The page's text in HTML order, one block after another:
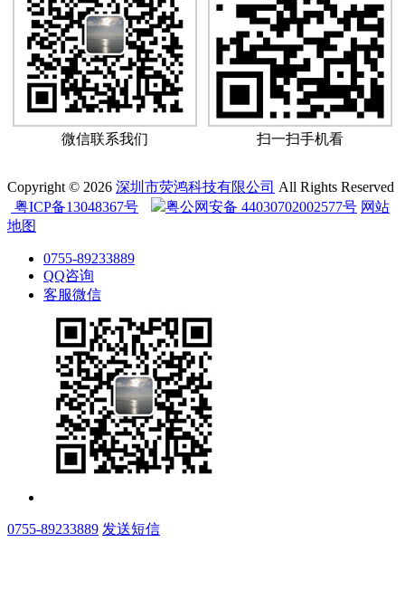
微信联系我们 扫一扫手机看
Copyright © 2026 深圳市荧鸿科技有限公司 All Rights Reserved
粤ICP备13048367号
粤公网安备 44030702002577号 网站
地图
0755-89233889
QQ咨询
客服微信
0755-89233889 发送短信